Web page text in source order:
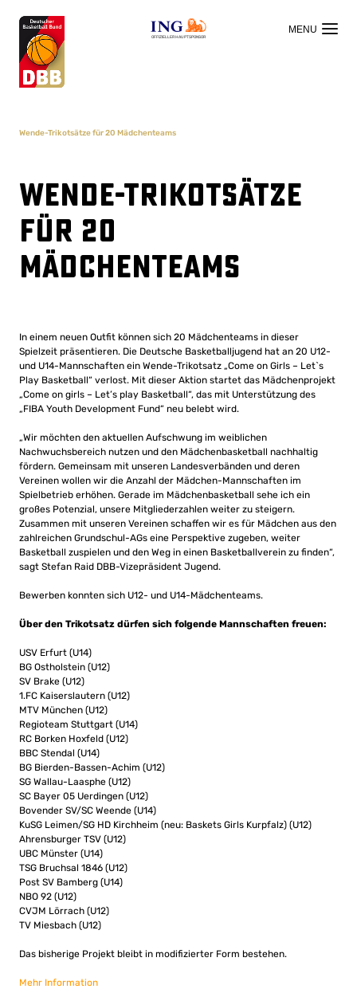
OFFIZIELLER HAUPTSPONSOR
Wende-Trikotsätze für 20 Mädchenteams
Wende-Trikotsätze
für 20
Mädchenteams
In einem neuen Outfit können sich 20 Mädchenteams in dieser
Spielzeit präsentieren. Die Deutsche Basketballjugend hat an 20 U12-
und U14-Mannschaften ein Wende-Trikotsatz „Come on Girls – Let`s
Play Basketball“ verlost. Mit dieser Aktion startet das Mädchenprojekt
„Come on girls – Let’s play Basketball“, das mit Unterstützung des
„FIBA Youth Development Fund“ neu belebt wird.
„Wir möchten den aktuellen Aufschwung im weiblichen
Nachwuchsbereich nutzen und den Mädchenbasketball nachhaltig
fördern. Gemeinsam mit unseren Landesverbänden und deren
Vereinen wollen wir die Anzahl der Mädchen-Mannschaften im
Spielbetrieb erhöhen. Gerade im Mädchenbasketball sehe ich ein
großes Potenzial, unsere Mitgliederzahlen weiter zu steigern.
Zusammen mit unseren Vereinen schaffen wir es für Mädchen aus den
zahlreichen Grundschul-AGs eine Perspektive zugeben, weiter
Basketball zuspielen und den Weg in einen Basketballverein zu finden“,
sagt Stefan Raid DBB-Vizepräsident Jugend.
Bewerben konnten sich U12- und U14-Mädchenteams.
Über den Trikotsatz dürfen sich folgende Mannschaften freuen:
USV Erfurt (U14)
BG Ostholstein (U12)
SV Brake (U12)
1.FC Kaiserslautern (U12)
MTV München (U12)
Regioteam Stuttgart (U14)
RC Borken Hoxfeld (U12)
BBC Stendal (U14)
BG Bierden-Bassen-Achim (U12)
SG Wallau-Laasphe (U12)
SC Bayer 05 Uerdingen (U12)
Bovender SV/SC Weende (U14)
KuSG Leimen/SG HD Kirchheim (neu: Baskets Girls Kurpfalz) (U12)
Ahrensburger TSV (U12)
UBC Münster (U14)
TSG Bruchsal 1846 (U12)
Post SV Bamberg (U14)
NBO 92 (U12)
CVJM Lörrach (U12)
TV Miesbach (U12)
Das bisherige Projekt bleibt in modifizierter Form bestehen.
Mehr Information